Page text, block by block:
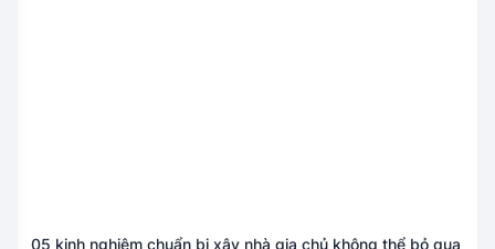
05 kinh nghiệm chuẩn bị xây nhà gia chủ không thể bỏ qua